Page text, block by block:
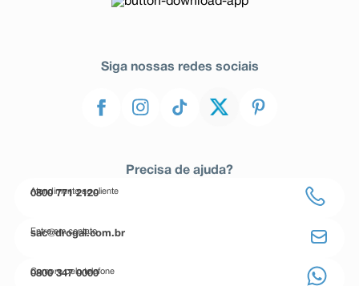
Siga nossas redes sociais
Precisa de ajuda?
Atendimento ao cliente
0800 771 2120
Entre em contato
sac@drogal.com.br
Compre pelo telefone
0800 347 0000